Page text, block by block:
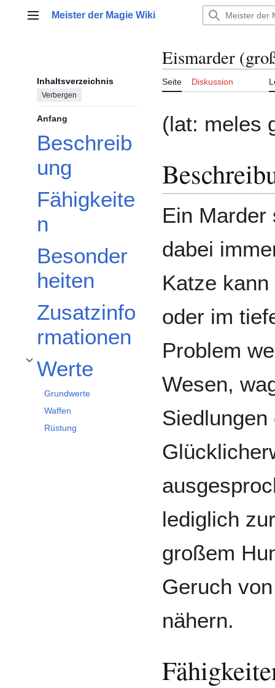
Hauptmenü
Meister der Magie Wiki
Inhaltsverzeichnis
Verbergen
Anfang
Beschreib
ung
Fähigkeite
n
Besonder
heiten
Zusatzinfo
rmationen
Werte
Unterabschnitt Werte umschalten
Grundwerte
Waffen
Rüstung
Eismarder
Seite Diskussion
(lat: meles
Ein Marder
dabei
Katze
oder im
Problem
Wesen,
lediglich
großem
Geruch
nähern.